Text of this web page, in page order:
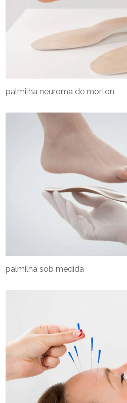
palmilha sob medida
palmilha neuroma de morton